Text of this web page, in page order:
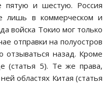
пятую и шестую. Россия
лишь в коммерческом и
войска Токио мог только
отправки на полуостров
отзываться назад. Кроме
(статья 5). Те же права,
областях Китая (статья